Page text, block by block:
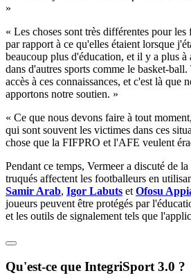
»
« Les choses sont très différentes pour
par rapport à ce qu'elles étaient lorsque
beaucoup plus d'éducation, et il y a plus à
dans d'autres sports comme le basket-
accès à ces connaissances, et c'est là que
apportons notre soutien. »
« Ce que nous devons faire à tout
qui sont souvent les victimes dans ces
chose que la FIFPRO et l'AFE veulent
Pendant ce temps, Vermeer a discuté de
truqués affectent les footballeurs en
Samir Arab, Igor Labuts et Ofosu
joueurs peuvent être protégés par
et les outils de signalement tels que
Qu'est-ce que IntegriSport 3.0 ?